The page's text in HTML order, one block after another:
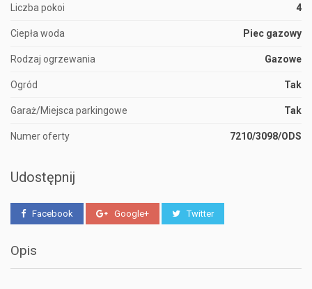
Liczba pokoi 4
Ciepła woda Piec gazowy
Rodzaj ogrzewania Gazowe
Ogród Tak
Garaż/Miejsca parkingowe Tak
Numer oferty 7210/3098/ODS
Udostępnij
Facebook Google+ Twitter
Opis